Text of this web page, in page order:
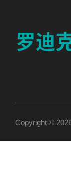
Copyright ©